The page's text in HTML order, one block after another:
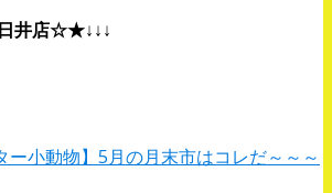
井店☆★↓↓↓
ー小動物】5月の月末市はコレだ～～～